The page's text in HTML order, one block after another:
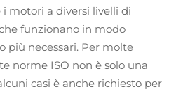
motori a diversi livelli di
funzionano in modo
più necessari. Per molte
norme ISO non è solo una
casi è anche richiesto per